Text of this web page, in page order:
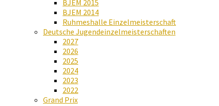
BJEM 2015
BJEM 2014
Ruhmeshalle Einzelmeisterschaft
Deutsche Jugendeinzelmeisterschaften
2027
2026
2025
2024
2023
2022
Grand Prix